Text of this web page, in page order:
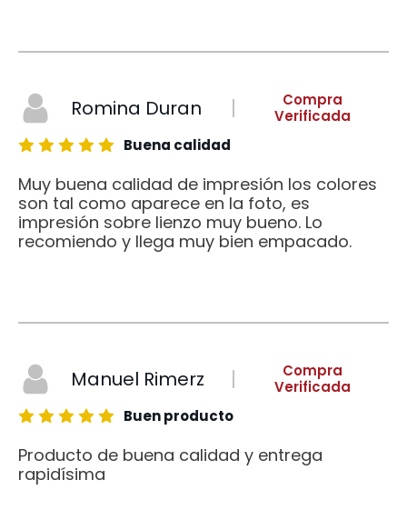
Romina Duran
Compra
Verificada
Buena calidad
Muy buena calidad de impresión los colores
son tal como aparece en la foto, es
impresión sobre lienzo muy bueno. Lo
recomiendo y llega muy bien empacado.
Manuel Rimerz
Compra
Verificada
Buen producto
Producto de buena calidad y entrega
rapidísima